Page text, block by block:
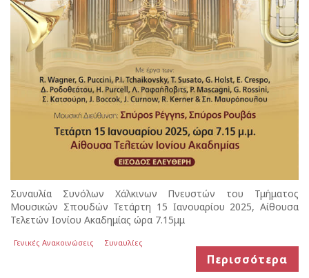
Συναυλία Συνόλων Χάλκινων Πνευστών του Τμήματος
Μουσικών Σπουδών Τετάρτη 15 Ιανουαρίου 2025, Αίθουσα
Τελετών Ιονίου Ακαδημίας ώρα 7.15μμ
Γενικές Ανακοινώσεις Συναυλίες
Περισσότερα